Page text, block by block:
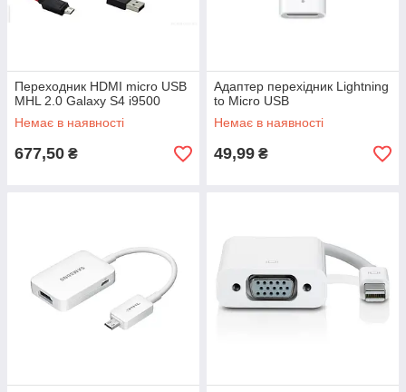
Переходник HDMI micro USB
MHL 2.0 Galaxy S4 i9500
Немає в наявності
677,50 ₴
Адаптер перехідник Lightning
to Micro USB
Немає в наявності
49,99 ₴